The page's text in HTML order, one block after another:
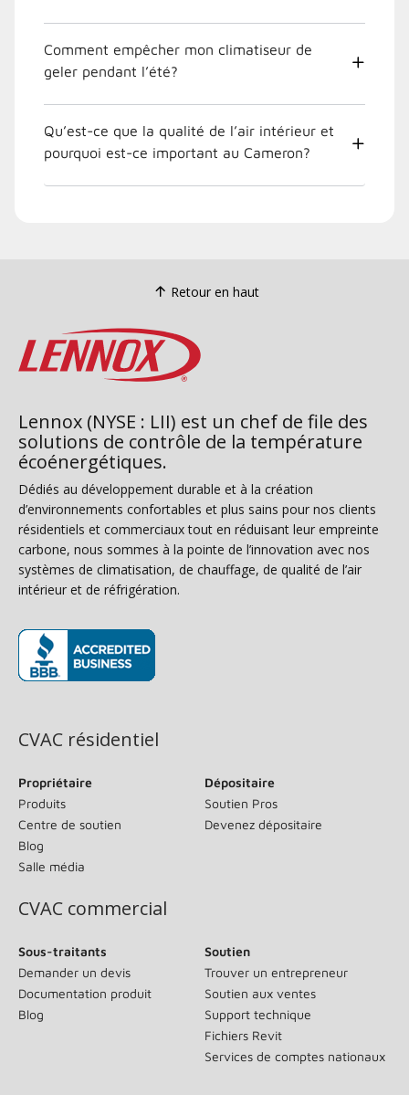
Comment empêcher mon climatiseur de
geler pendant l’été?
Qu’est-ce que la qualité de l’air intérieur et
pourquoi est-ce important au Cameron?
Retour en haut
Lennox (NYSE : LII) est un chef de file des
solutions de contrôle de la température
écoénergétiques.
Dédiés au développement durable et à la création
d’environnements confortables et plus sains pour nos clients
résidentiels et commerciaux tout en réduisant leur empreinte
carbone, nous sommes à la pointe de l’innovation avec nos
systèmes de climatisation, de chauffage, de qualité de l’air
intérieur et de réfrigération.
CVAC résidentiel
Propriétaire
Produits
Centre de soutien
Blog
Salle média
Dépositaire
Soutien Pros
Devenez dépositaire
CVAC commercial
Sous-traitants
Demander un devis
Documentation produit
Blog
Soutien
Trouver un entrepreneur
Soutien aux ventes
Support technique
Fichiers Revit
Services de comptes nationaux